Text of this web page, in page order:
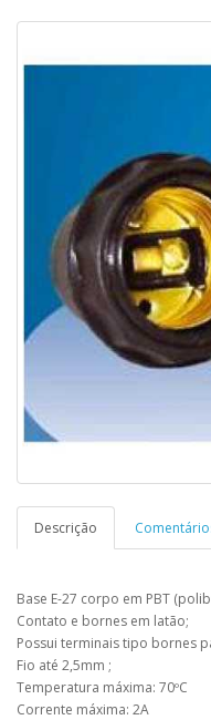
Descrição
Base E-27 corpo em PBT
Contato e bornes em latão;
Possui terminais tipo bornes
Fio até 2,5mm ;
Temperatura máxima: 70ºC
Corrente máxima: 2A